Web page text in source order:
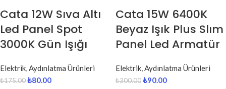
Cata 12W Sıva Altı
Led Panel Spot
3000K Gün Işığı
Elektrik,Aydınlatma Ürünleri
₺175.00₺80.00
Cata 15W 6400K
Beyaz Işık Plus Slım
Panel Led Armatür
Elektrik,Aydınlatma Ürünleri
₺300.00₺90.00